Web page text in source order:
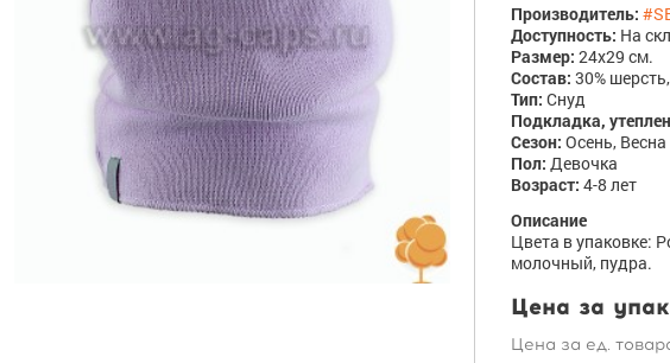
Производитель:
Доступность: На
Размер: 24x29 см.
Состав: 30%
Тип: Снуд
Подкладка,
Сезон: Осень, Весна
Пол: Девочка
Возраст: 4-8 лет
Описание
Цвета в упаковке:
молочный, пудра.
Цена за
Цена за ед.